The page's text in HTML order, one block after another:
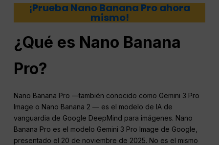
¡Prueba Nano Banana Pro ahora
mismo!
¿Qué es Nano Banana
Pro?
Nano Banana Pro —también conocido como Gemini 3 Pro
Image o Nano Banana 2 — es el modelo de IA de
vanguardia de Google DeepMind para imágenes. Nano
Banana Pro es el modelo Gemini 3 Pro Image de Google,
presentado el 20 de noviembre de 2025. No es el mismo